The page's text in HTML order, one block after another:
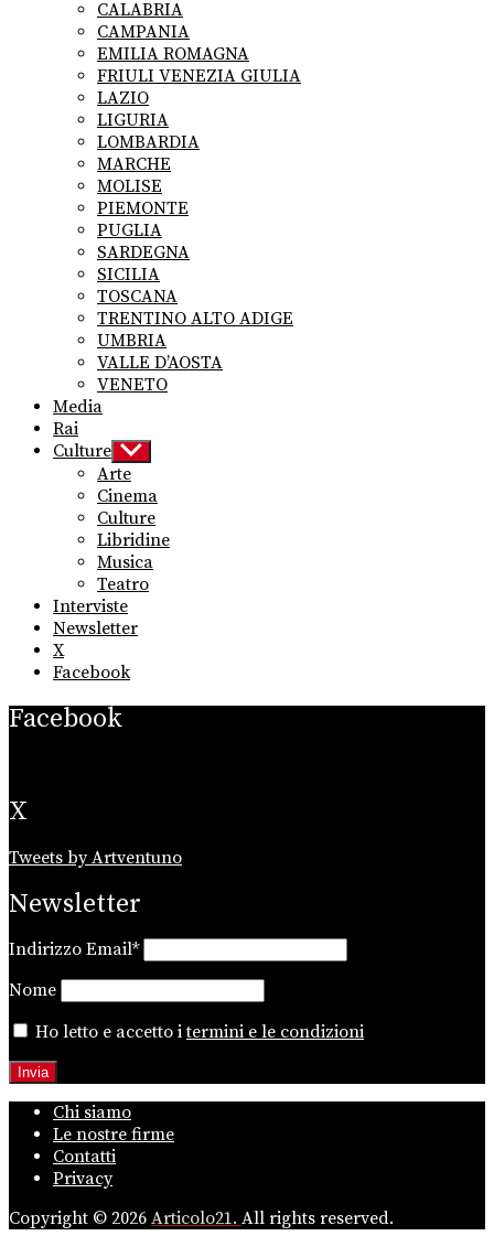
CALABRIA
CAMPANIA
EMILIA ROMAGNA
FRIULI VENEZIA GIULIA
LAZIO
LIGURIA
LOMBARDIA
MARCHE
MOLISE
PIEMONTE
PUGLIA
SARDEGNA
SICILIA
TOSCANA
TRENTINO ALTO ADIGE
UMBRIA
VALLE D’AOSTA
VENETO
Media
Rai
Culture Show
sub
menu
Arte
Cinema
Culture
Libridine
Musica
Teatro
Interviste
Newsletter
X
Facebook
Facebook
X
Tweets by Artventuno
Newsletter
Indirizzo Email*
Nome
Ho letto e accetto itermini e le condizioni
Chi siamo
Le nostre firme
Contatti
Privacy
Copyright © 2026 Articolo21. All rights reserved.